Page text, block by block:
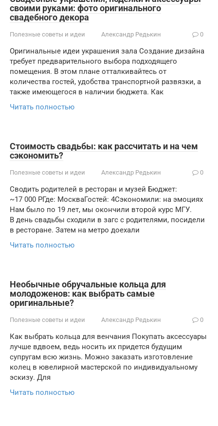
своими руками: фото оригинального
свадебного декора
Полезные советы и идеи Александр Редькин 0
Оригинальные идеи украшения зала Создание дизайна
требует предварительного выбора подходящего
помещения. В этом плане отталкивайтесь от
количества гостей, удобства транспортной развязки, а
также имеющегося в наличии бюджета. Как
Читать полностью
Стоимость свадьбы: как рассчитать и на чем
сэкономить?
Полезные советы и идеи Александр Редькин 0
Сводить родителей в ресторан и музей Бюджет:
~17 000 РГде: МоскваГостей: 4Сэкономили: на эмоциях
Нам было по 19 лет, мы окончили второй курс МГУ.
В день свадьбы сходили в загс с родителями, посидели
в ресторане. Затем на метро доехали
Читать полностью
Необычные обручальные кольца для
молодоженов: как выбрать самые
оригинальные?
Полезные советы и идеи Александр Редькин 0
Как выбрать кольца для венчания Покупать аксессуары
лучше вдвоем, ведь носить их придется будущим
супругам всю жизнь. Можно заказать изготовление
колец в ювелирной мастерской по индивидуальному
эскизу. Для
Читать полностью